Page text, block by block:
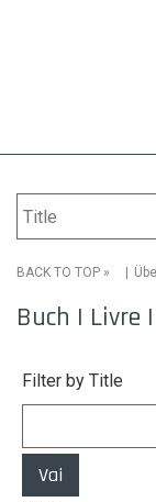
BACK TO TOP »
Buch | Livre
Filter by Title
Vai